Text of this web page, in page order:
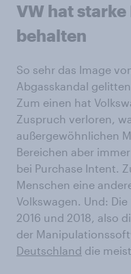
VW hat
behalten
So sehr das Image
Abgasskandal
Zum einen hat
Zuspruch verloren,
außergewöhnlichen
Bereichen aber
bei Purchase Intent.
Menschen eine
Volkswagen. Und:
2016 und 2018, also
der
Deutschland die